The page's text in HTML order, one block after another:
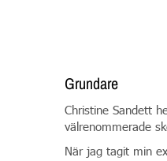
Grundare
Christine Sandett
välrenommerade
När jag tagit min